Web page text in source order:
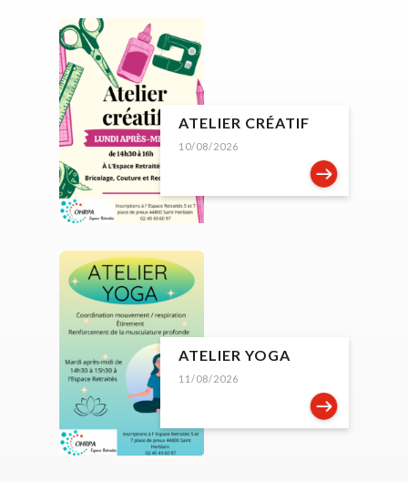
10/08/2026
ATELIER CRÉATIF
11/08/2026
ATELIER YOGA